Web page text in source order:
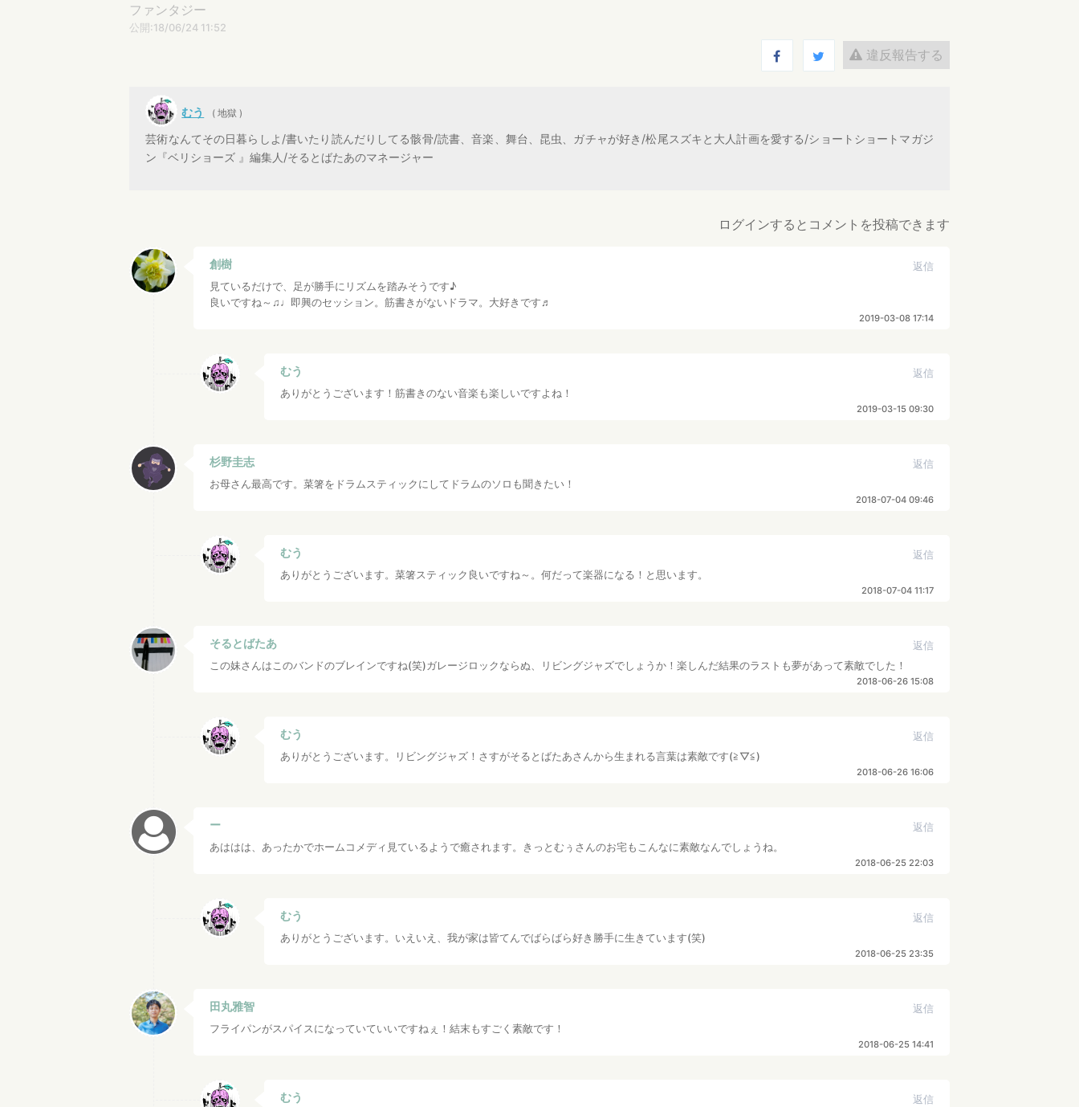
ファンタジー
公開:18/06/24 11:52
違反報告する
むう ( 地獄 )
芸術なんてその日暮らしよ/書いたり読んだりしてる骸骨/読書、音楽、舞台、昆虫、ガチャが好き/松尾スズキと大人計画を愛する/ショートショートマガジ
ン『ベリショーズ 』編集人/そるとばたあのマネージャー
ログインするとコメントを投稿できます
創樹
返信
見ているだけで、足が勝手にリズムを踏みそうです♪
良いですね～♫♩即興のセッション。筋書きがないドラマ。大好きです♬
2019-03-08 17:14
むう
返信
ありがとうございます！筋書きのない音楽も楽しいですよね！
2019-03-15 09:30
杉野圭志
返信
お母さん最高です。菜箸をドラムスティックにしてドラムのソロも聞きたい！
2018-07-04 09:46
むう
返信
ありがとうございます。菜箸スティック良いですね～。何だって楽器になる！と思います。
2018-07-04 11:17
そるとばたあ
返信
この妹さんはこのバンドのブレインですね(笑)ガレージロックならぬ、リビングジャズでしょうか！楽しんだ結果のラストも夢があって素敵でした！
2018-06-26 15:08
むう
返信
ありがとうございます。リビングジャズ！さすがそるとばたあさんから生まれる言葉は素敵です(≧▽≦)
2018-06-26 16:06
ー
返信
あははは、あったかでホームコメディ見ているようで癒されます。きっとむぅさんのお宅もこんなに素敵なんでしょうね。
2018-06-25 22:03
むう
返信
ありがとうございます。いえいえ、我が家は皆てんでばらばら好き勝手に生きています(笑)
2018-06-25 23:35
田丸雅智
返信
フライパンがスパイスになっていていいですねぇ！結末もすごく素敵です！
2018-06-25 14:41
むう 返信